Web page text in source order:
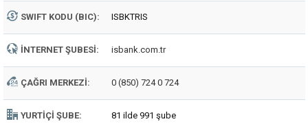
SWIFT KODU (BIC): ISBKTRIS
İNTERNET ŞUBESI: isbank.com.tr
ÇAĞRI MERKEZI: 0 (850) 724 0 724
YURTIÇI ŞUBE: 81 ilde 991 şube